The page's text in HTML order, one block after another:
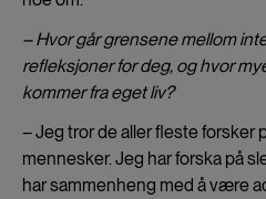
– Hvor går grensene mellom
refleksjoner for deg, og hvor
kommer fra eget liv?
– Jeg tror de aller fleste forsker
mennesker. Jeg har forska på
har sammenheng med å være